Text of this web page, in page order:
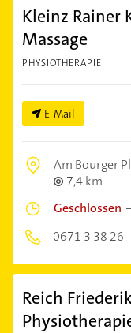
Kleinz Rainer
Massage
PHYSIOTHERAPIE
E-Mail
Am Bourger
7,4 km
Geschlossen
0671 3 38 26
Reich